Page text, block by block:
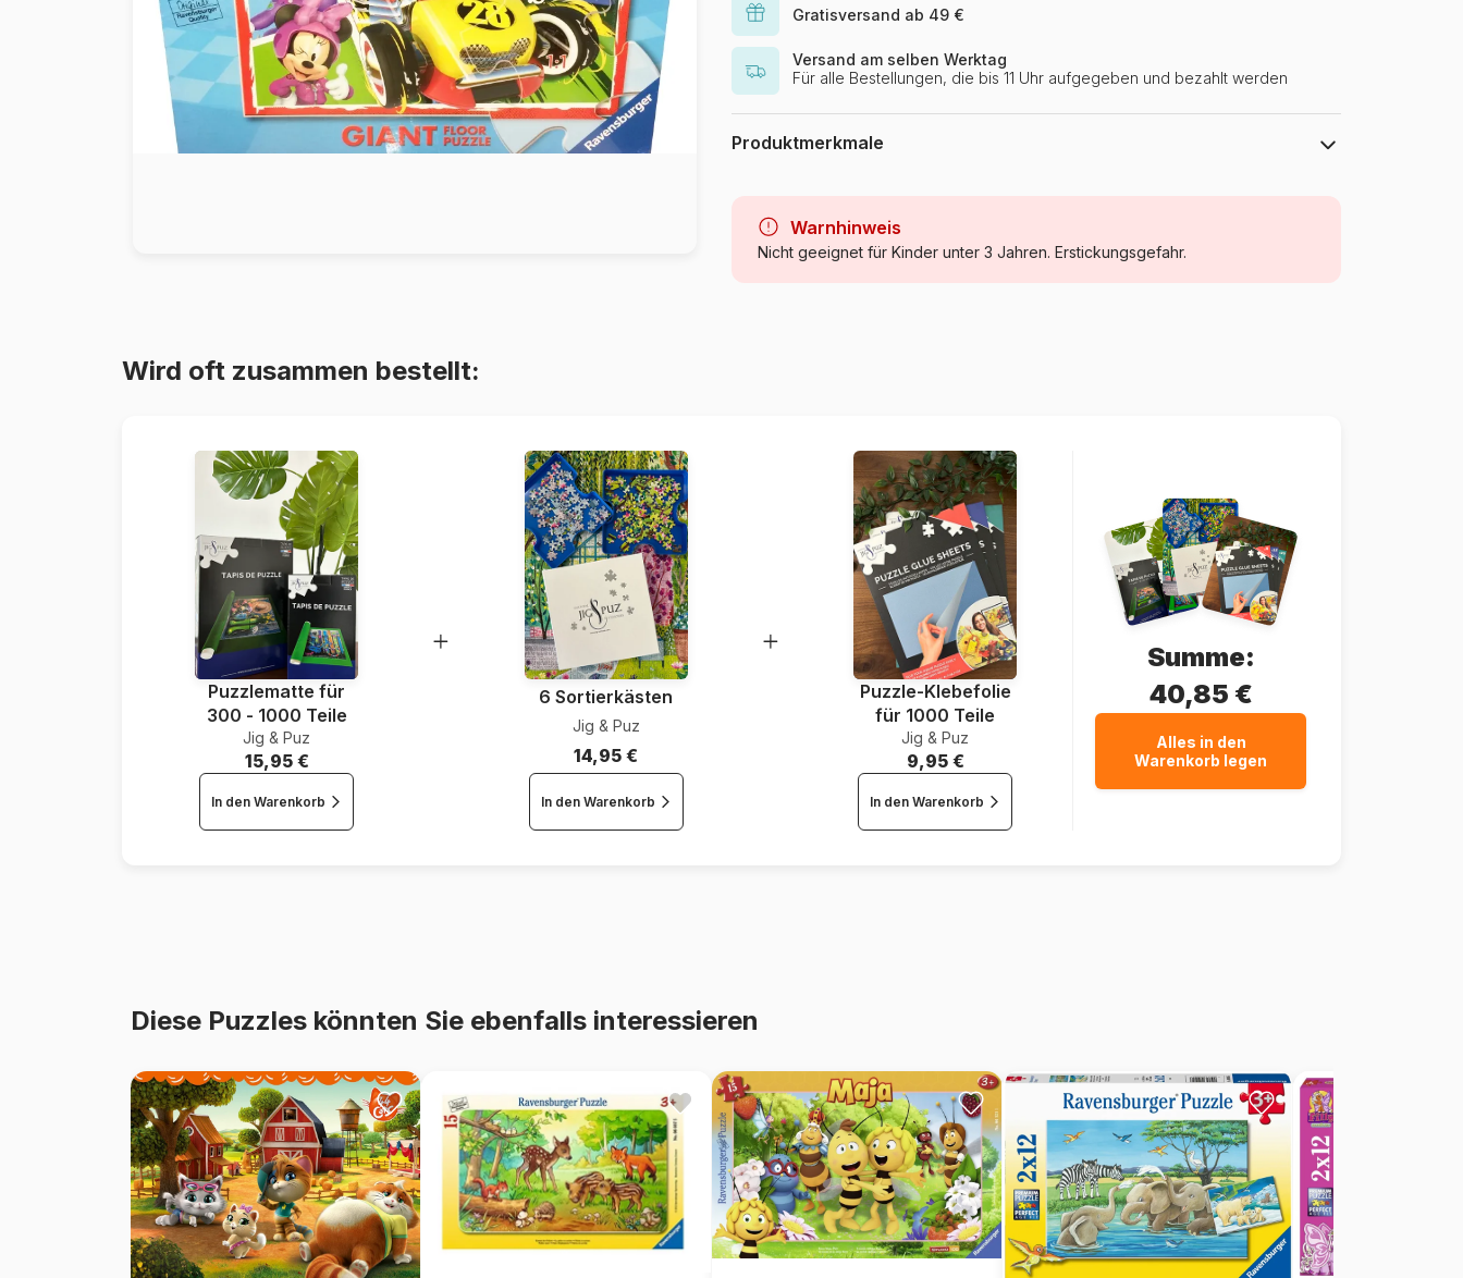
Gratisversand ab 49 €
Versand am selben Werktag
Für alle Bestellungen, die bis 11 Uhr aufgegeben und bezahlt werden
Produktmerkmale
Kategorie
Alter ab 4 Jahre (21 bis 30 Teile)
Warnhinweis
Nicht geeignet für Kinder unter 3 Jahren. Erstickungsgefahr.
Wird oft zusammen bestellt:
Puzzlematte für
300 - 1000 Teile
Jig & Puz
15,95 €
In den Warenkorb
6 Sortierkästen
Jig & Puz
14,95 €
In den Warenkorb
Puzzle-Klebefolie
für 1000 Teile
Jig & Puz
9,95 €
In den Warenkorb
Summe:
40,85 €
Alles in den
Warenkorb legen
Diese Puzzles könnten Sie ebenfalls interessieren